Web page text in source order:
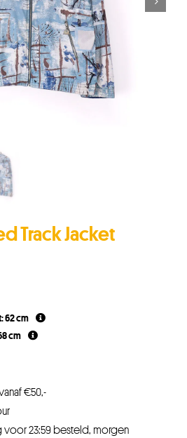
Track Jacket
62 cm
cm
€50,-
voor 23:59 besteld, morgen